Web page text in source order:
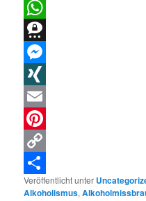
LinkedIn
WhatsApp
Threema
Messenger
XING
Email
Pinterest
Copy
Link
Teilen
Veröffentlicht unter
Alkoholismus,